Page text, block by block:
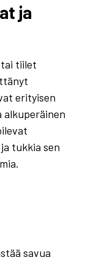
ja
tiilet
erityisen
alkuperäinen
tukkia sen
savua